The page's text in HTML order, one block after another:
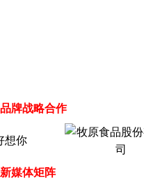
品牌战略合作
新媒体矩阵